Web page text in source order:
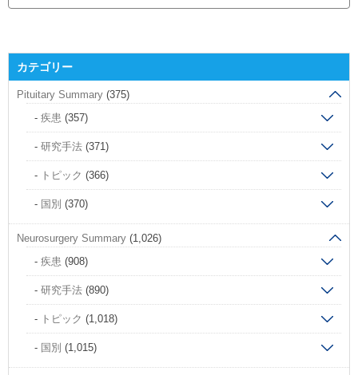
カテゴリー
Pituitary Summary (375)
疾患 (357)
研究手法 (371)
トピック (366)
国別 (370)
Neurosurgery Summary (1,026)
疾患 (908)
研究手法 (890)
トピック (1,018)
国別 (1,015)